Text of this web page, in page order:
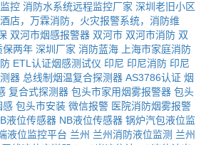
控 消防水系统远程监控厂家 深圳老旧小区
店，万霖消防，火灾报警系统，消防维
双河市烟感报警器 双河市 双河市消防 双
保两年 深圳厂家 消防蓝海
上海市家庭消防
ETL认证烟感测试仪 印尼 印尼消防 印尼
器 总线制烟温复合探测器 AS3786认证 烟
复合式探测器 包头市家用烟雾报警器 包头
感 包头市安装 微信报警 医院消防烟雾报警
液位传感器 NB液位传感器 锅炉汽包液位监
液位监控平台 兰州 兰州消防液位监测 兰州